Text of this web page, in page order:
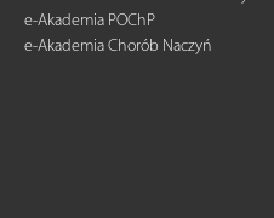
e-Akademia POChP
e-Akademia Chorób Naczyń